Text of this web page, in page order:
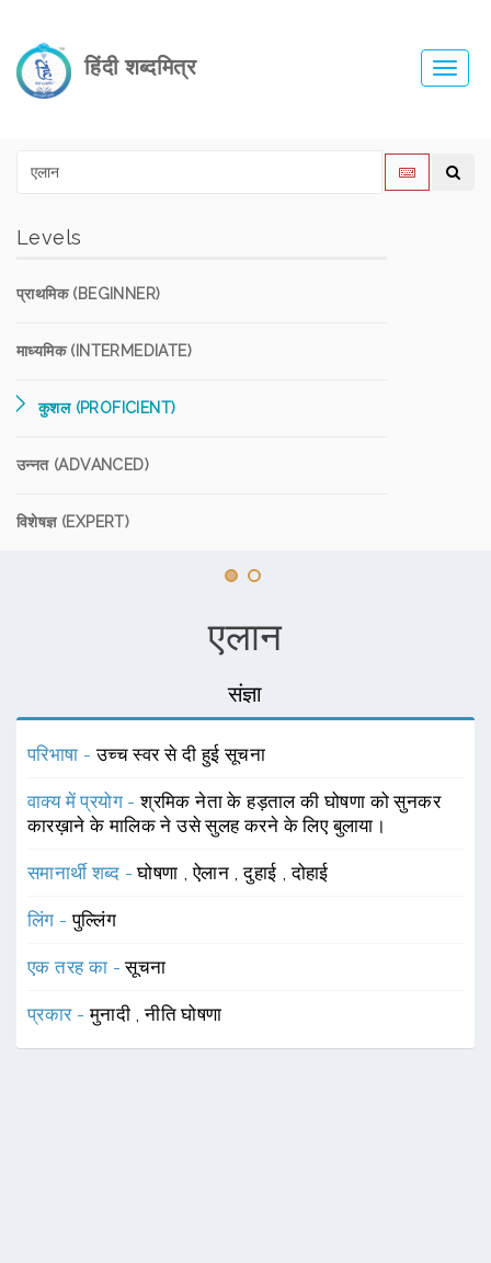
हिंदी शब्दमित्र
Levels
प्राथमिक (BEGINNER)
माध्यमिक (INTERMEDIATE)
कुशल (PROFICIENT)
उन्नत (ADVANCED)
विशेषज्ञ (EXPERT)
एलान
संज्ञा
परिभाषा -उच्च स्वर से दी हुई सूचना
वाक्य में प्रयोग -श्रमिक नेता के हड़ताल की घोषणा को सुनकर
कारख़ाने के मालिक ने उसे सुलह करने के लिए बुलाया।
समानार्थी शब्द -घोषणा ,ऐलान ,दुहाई ,दोहाई
लिंग -पुल्लिंग
एक तरह का -सूचना
प्रकार -मुनादी ,नीति घोषणा